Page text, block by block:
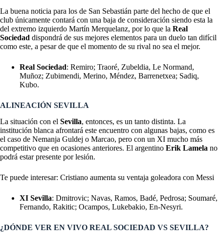
La buena noticia para los de San Sebastián parte del hecho de que el
club únicamente contará con una baja de consideración siendo esta la
del extremo izquierdo Martín Merquelanz, por lo que la Real
Sociedad dispondrá de sus mejores elementos para un duelo tan difícil
como este, a pesar de que el momento de su rival no sea el mejor.
Real Sociedad: Remiro; Traoré, Zubeldia, Le Normand,
Muñoz; Zubimendi, Merino, Méndez, Barrenetxea; Sadiq,
Kubo.
ALINEACIÓN SEVILLA
La situación con el Sevilla, entonces, es un tanto distinta. La
institución blanca afrontará este encuentro con algunas bajas, como es
el caso de Nemanja Guldej o Marcao, pero con un XI mucho más
competitivo que en ocasiones anteriores. El argentino Erik Lamela no
podrá estar presente por lesión.
Te puede interesar: Cristiano aumenta su ventaja goleadora con Messi
XI Sevilla: Dmitrovic; Navas, Ramos, Badé, Pedrosa; Soumaré,
Fernando, Rakitic; Ocampos, Lukebakio, En-Nesyri.
¿DÓNDE VER EN VIVO REAL SOCIEDAD VS SEVILLA?